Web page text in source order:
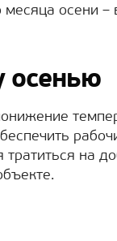
осени –
осенью
на